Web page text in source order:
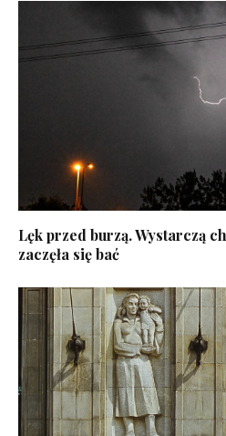
Lęk przed burzą. Wystarczą
zaczęła się bać